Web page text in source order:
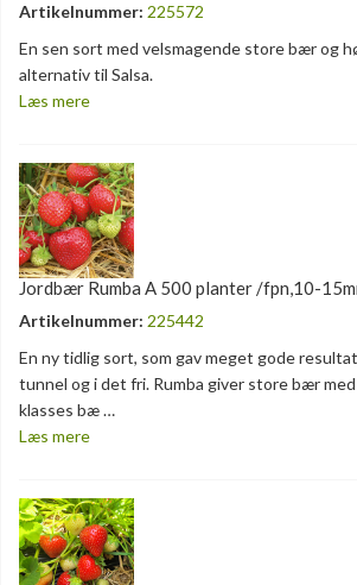
Artikelnummer: 225572
En sen sort med velsmagende store bær og
alternativ til Salsa.
Læs mere
Jordbær Rumba A 500 planter /fpn,10-
Artikelnummer: 225442
En ny tidlig sort, som gav meget gode
tunnel og i det fri. Rumba giver store bær
klasses bæ …
Læs mere